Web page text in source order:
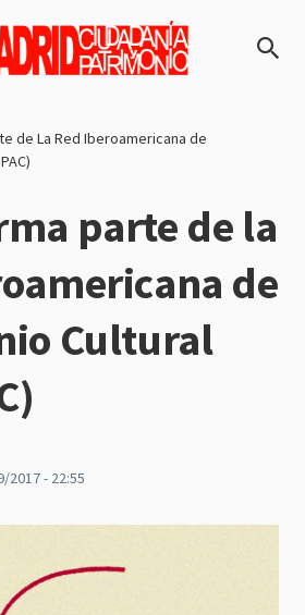
de La Red Iberoamericana de
parte de la
de
Cultural
2017 - 22:55